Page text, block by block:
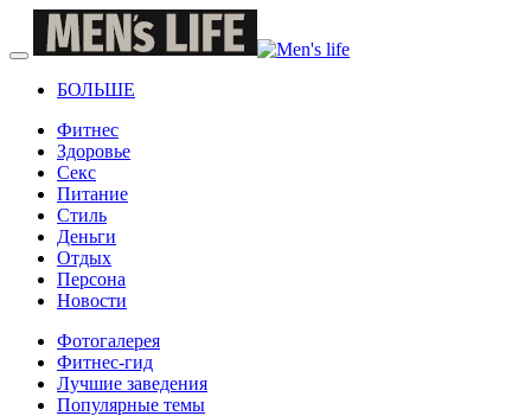
БОЛЬШЕ
Фитнес
Здоровье
Секс
Питание
Стиль
Деньги
Отдых
Персона
Новости
Фотогалерея
Фитнес-гид
Лучшие заведения
Популярные темы